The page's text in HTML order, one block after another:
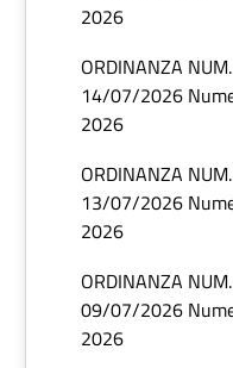
2026
ORDINANZA
14/07/2026
2026
ORDINANZA
13/07/2026
2026
ORDINANZA
09/07/2026
2026